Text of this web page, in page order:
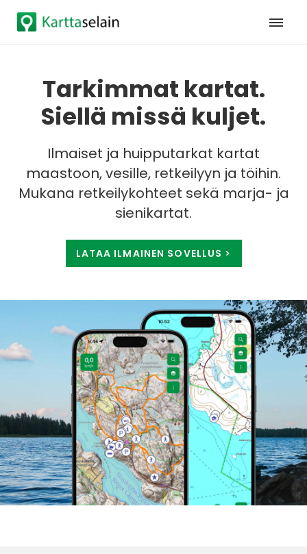
Tarkimmat kartat.
Siellä missä kuljet.
Ilmaiset ja huipputarkat kartat
maastoon, vesille, retkeilyyn ja töihin.
Mukana retkeilykohteet sekä marja- ja
sienikartat.
LATAA ILMAINEN SOVELLUS >